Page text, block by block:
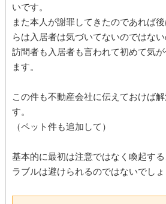
いです。
また本人が謝罪してきたのであれば
らは入居者は気づいてないのではな
訪問者も入居者も言われて初めて気
ます。
この件も不動産会社に伝えておけば
す。
（ペット件も追加して）
基本的に最初は注意ではなく喚起す
ラブルは避けられるのではないでしょ